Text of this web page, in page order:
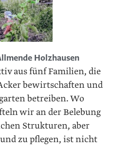
Holzhausen
aus fünf Familien, die
bewirtschaften und
betreiben. Wo
wir an der Belebung
Strukturen, aber
zu pflegen, ist nicht